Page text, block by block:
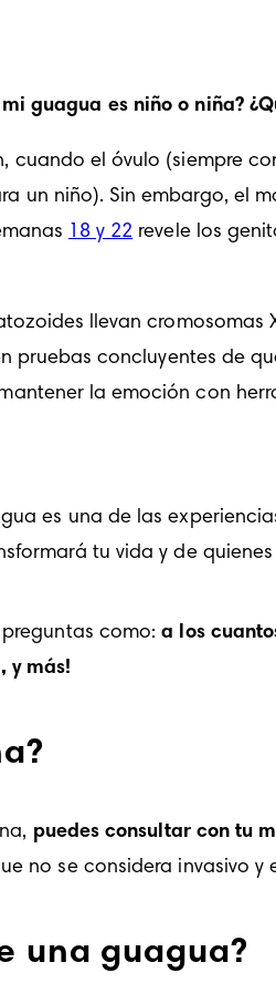
guagua es niño o niña?
cuando el óvulo (siempre
un niño). Sin embargo, el
18 y 22 revele los
llevan
pruebas concluyentes de
la emoción con
es una de las
tu vida y de
preguntas como: a los
y más!
puedes consultar con tu
no se considera invasivo y
una guagua?